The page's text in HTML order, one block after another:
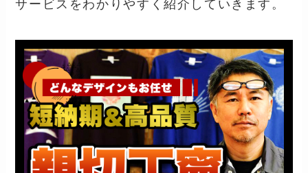
サービスをわかりやすく紹介していきます。